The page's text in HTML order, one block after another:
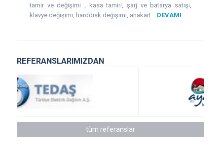
tamir ve değişimi , kasa tamiri, şarj ve batarya satışı,
klavye değişimi, harddisk değişimi, anakart... DEVAMI
REFERANSLARIMIZDAN
tüm referanslar